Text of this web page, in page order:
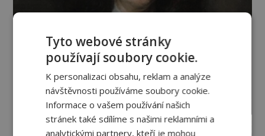
Tyto webové stránky
používají soubory cookie.
K personalizaci obsahu, reklam a analýze
návštěvnosti používáme soubory cookie.
Informace o vašem používání našich
stránek také sdílíme s našimi reklamními a
analytickými partnery, kteří je mohou